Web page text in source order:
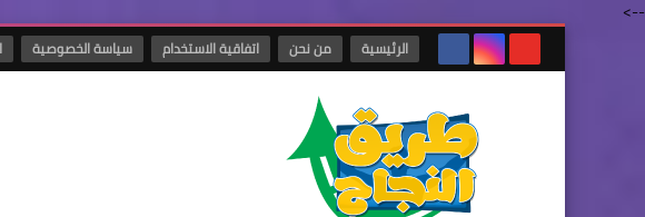
-->
الرئيسية من نحن اتفاقية الاستخدام سياسة الخصوصية